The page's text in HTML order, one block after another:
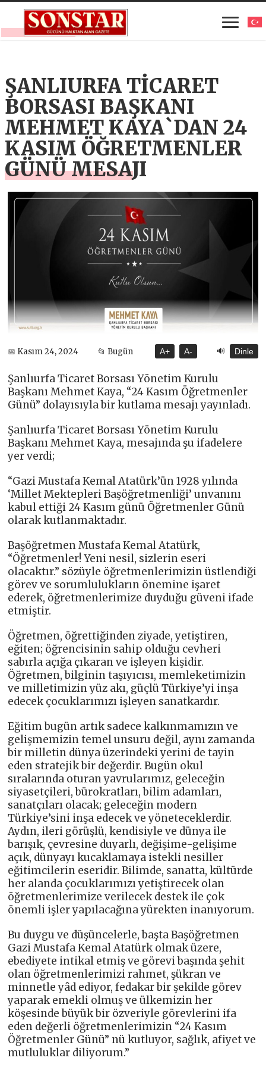
ŞANLIURFA TİCARET
BORSASI BAŞKANI
MEHMET KAYA`DAN 24
KASIM ÖĞRETMENLER
GÜNÜ MESAJI
📅 Kasım 24, 2024 📂 Bugün A+ A- 🔊 Dinle
Şanlıurfa Ticaret Borsası Yönetim Kurulu
Başkanı Mehmet Kaya, “24 Kasım Öğretmenler
Günü” dolayısıyla bir kutlama mesajı yayınladı.
Şanlıurfa Ticaret Borsası Yönetim Kurulu
Başkanı Mehmet Kaya, mesajında şu ifadelere
yer verdi;
“Gazi Mustafa Kemal Atatürk’ün 1928 yılında
‘Millet Mektepleri Başöğretmenliği’ unvanını
kabul ettiği 24 Kasım günü Öğretmenler Günü
olarak kutlanmaktadır.
Başöğretmen Mustafa Kemal Atatürk,
“Öğretmenler! Yeni nesil, sizlerin eseri
olacaktır.” sözüyle öğretmenlerimizin üstlendiği
görev ve sorumlulukların önemine işaret
ederek, öğretmenlerimize duyduğu güveni ifade
etmiştir.
Öğretmen, öğrettiğinden ziyade, yetiştiren,
eğiten; öğrencisinin sahip olduğu cevheri
sabırla açığa çıkaran ve işleyen kişidir.
Öğretmen, bilginin taşıyıcısı, memleketimizin
ve milletimizin yüz akı, güçlü Türkiye’yi inşa
edecek çocuklarımızı işleyen sanatkardır.
Eğitim bugün artık sadece kalkınmamızın ve
gelişmemizin temel unsuru değil, aynı zamanda
bir milletin dünya üzerindeki yerini de tayin
eden stratejik bir değerdir. Bugün okul
sıralarında oturan yavrularımız, geleceğin
siyasetçileri, bürokratları, bilim adamları,
sanatçıları olacak; geleceğin modern
Türkiye’sini inşa edecek ve yöneteceklerdir.
Aydın, ileri görüşlü, kendisiyle ve dünya ile
barışık, çevresine duyarlı, değişime-gelişime
açık, dünyayı kucaklamaya istekli nesiller
eğitimcilerin eseridir. Bilimde, sanatta, kültürde
her alanda çocuklarımızı yetiştirecek olan
öğretmenlerimize verilecek destek ile çok
önemli işler yapılacağına yürekten inanıyorum.
Bu duygu ve düşüncelerle, başta Başöğretmen
Gazi Mustafa Kemal Atatürk olmak üzere,
ebediyete intikal etmiş ve görevi başında şehit
olan öğretmenlerimizi rahmet, şükran ve
minnetle yâd ediyor, fedakar bir şekilde görev
yaparak emekli olmuş ve ülkemizin her
köşesinde büyük bir özveriyle görevlerini ifa
eden değerli öğretmenlerimizin “24 Kasım
Öğretmenler Günü” nü kutluyor, sağlık, afiyet ve
mutluluklar diliyorum.”